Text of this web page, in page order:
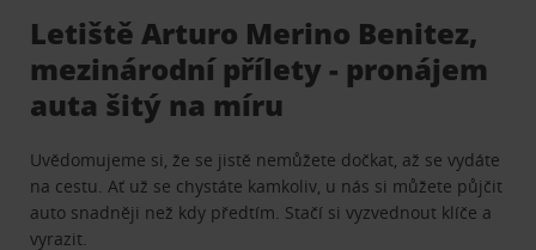
Letiště Arturo Merino Benitez,
mezinárodní přílety - pronájem
auta šitý na míru
Uvědomujeme si, že se jistě nemůžete dočkat, až se vydáte
na cestu. Ať už se chystáte kamkoliv, u nás si můžete půjčit
auto snadněji než kdy předtím. Stačí si vyzvednout klíče a
vyrazit.